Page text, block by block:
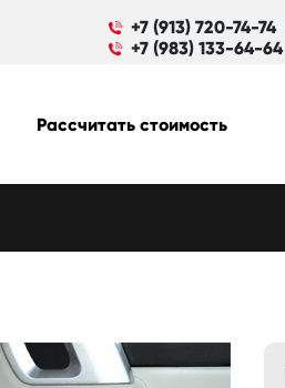
+7 (913) 720-74-74
+7 (983) 133-64-64
Рассчитать стоимость